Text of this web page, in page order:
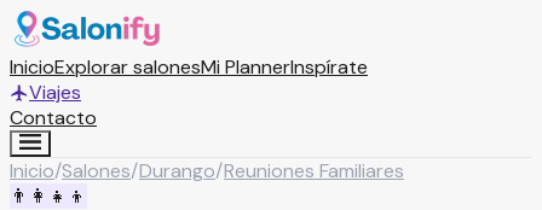
InicioExplorar salonesMi PlannerInspírate
Viajes
Contacto
Inicio/Salones/Durango/Reuniones Familiares
👨‍👩‍👧‍👦